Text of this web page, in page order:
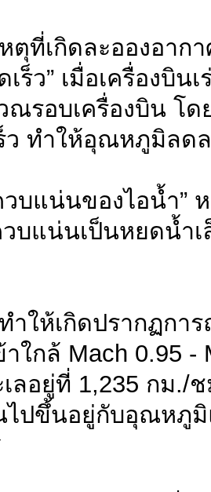
ตุที่เกิดละอองอาก
เร็ว” เมื่อเครื่องบิ
ณรอบเครื่องบิน โ
ว ทำให้อุณหภูมิลด
วบแน่นของไอน้ำ”
บแน่นเป็นหยดน้ำ
ำให้เกิดปรากฏกา
าใกล้ Mach 0.95
ลอยู่ที่ 1,235 กม./
ไปขึ้นอยู่กับอุณหภู